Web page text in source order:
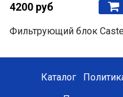
4200 руб
Фильтрующий блок
Каталог